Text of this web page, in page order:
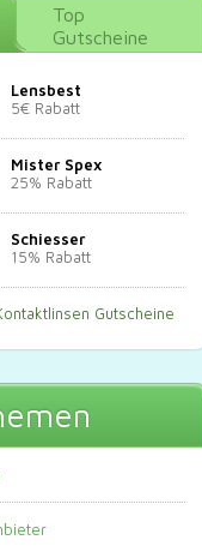
Top
Gutscheine
Lensbest
5€ Rabatt
Mister Spex
25% Rabatt
Schiesser
15% Rabatt
Gutscheine